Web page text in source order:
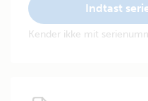
Indtast
Kender ikke mit